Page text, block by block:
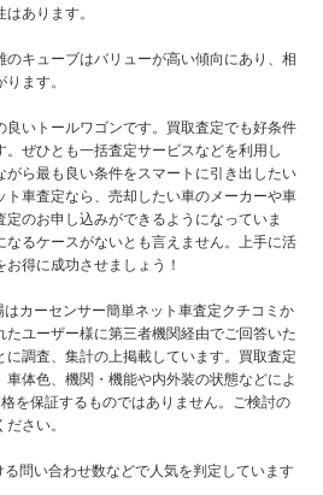
あります。
のキューブはバリューが高い傾向にあり、相
ます。
良いトールワゴンです。買取査定でも好条件
ぜひとも一括査定サービスなどを利用し
がら最も良い条件をスマートに引き出したい
ト車査定なら、売却したい車のメーカーや車
のお申し込みができるようになっていま
なるケースがないとも言えません。上手に活
得に成功させましょう！
カーセンサー簡単ネット車査定クチコミか
たユーザー様に第三者機関経由でご回答いた
調査、集計の上掲載しています。買取査定
体色、機関・機能や内外装の状態などによ
を保証するものではありません。ご検討の
さい。
問い合わせ数などで人気を判定しています